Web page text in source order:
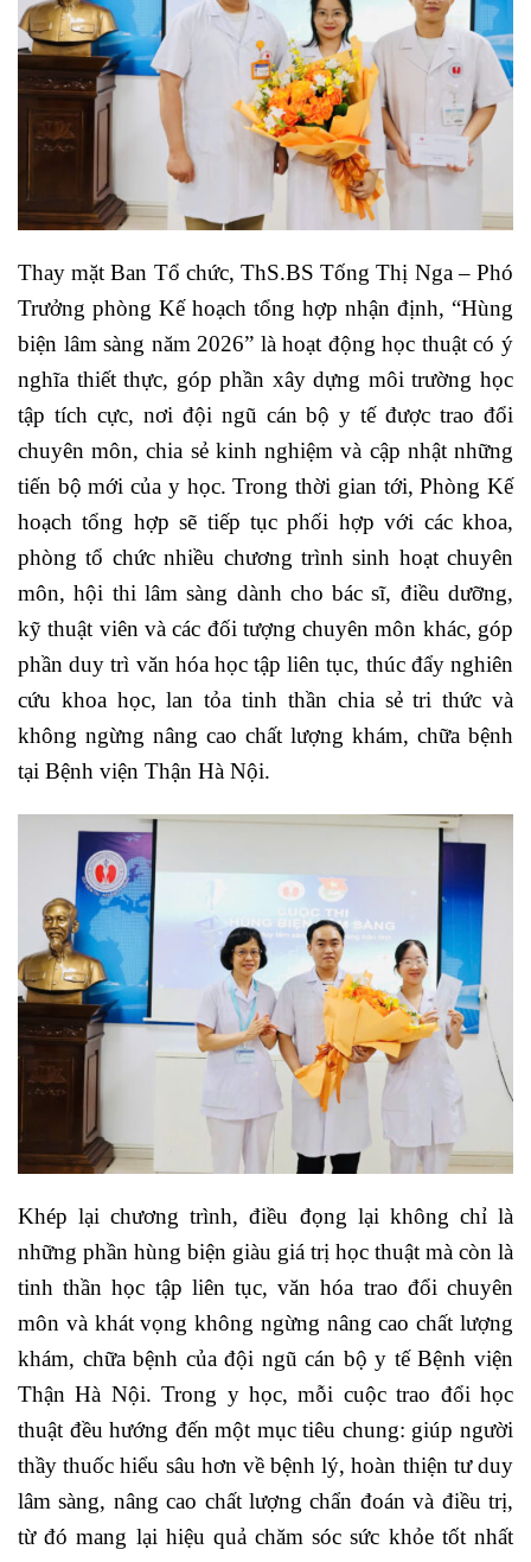
Thay mặt Ban Tổ chức, ThS.BS Tống Thị Nga – Phó
Trưởng phòng Kế hoạch tổng hợp nhận định, “Hùng
biện lâm sàng năm 2026” là hoạt động học thuật có ý
nghĩa thiết thực, góp phần xây dựng môi trường học
tập tích cực, nơi đội ngũ cán bộ y tế được trao đổi
chuyên môn, chia sẻ kinh nghiệm và cập nhật những
tiến bộ mới của y học. Trong thời gian tới, Phòng Kế
hoạch tổng hợp sẽ tiếp tục phối hợp với các khoa,
phòng tổ chức nhiều chương trình sinh hoạt chuyên
môn, hội thi lâm sàng dành cho bác sĩ, điều dưỡng,
kỹ thuật viên và các đối tượng chuyên môn khác, góp
phần duy trì văn hóa học tập liên tục, thúc đẩy nghiên
cứu khoa học, lan tỏa tinh thần chia sẻ tri thức và
không ngừng nâng cao chất lượng khám, chữa bệnh
tại Bệnh viện Thận Hà Nội.
Khép lại chương trình, điều đọng lại không chỉ là
những phần hùng biện giàu giá trị học thuật mà còn là
tinh thần học tập liên tục, văn hóa trao đổi chuyên
môn và khát vọng không ngừng nâng cao chất lượng
khám, chữa bệnh của đội ngũ cán bộ y tế Bệnh viện
Thận Hà Nội.Trong y học, mỗi cuộc trao đổi học
thuật đều hướng đến một mục tiêu chung: giúp người
thầy thuốc hiểu sâu hơn về bệnh lý, hoàn thiện tư duy
lâm sàng, nâng cao chất lượng chẩn đoán và điều trị,
từ đó mang lại hiệu quả chăm sóc sức khỏe tốt nhất